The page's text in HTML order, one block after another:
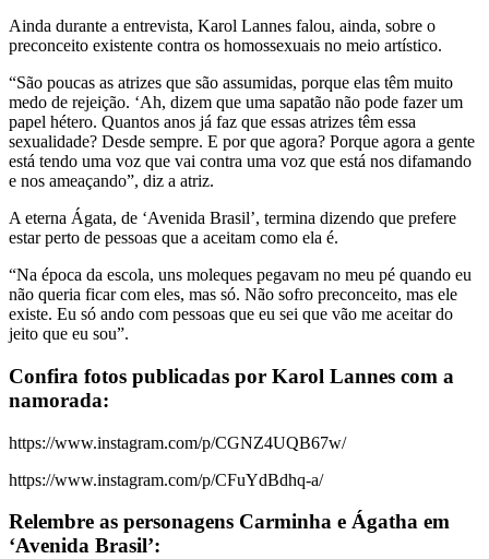
Ainda durante a entrevista, Karol Lannes falou, ainda, sobre o
preconceito existente contra os homossexuais no meio artístico.
“São poucas as atrizes que são assumidas, porque elas têm muito
medo de rejeição. ‘Ah, dizem que uma sapatão não pode fazer um
papel hétero. Quantos anos já faz que essas atrizes têm essa
sexualidade? Desde sempre. E por que agora? Porque agora a gente
está tendo uma voz que vai contra uma voz que está nos difamando
e nos ameaçando”, diz a atriz.
A eterna Ágata, de ‘Avenida Brasil’, termina dizendo que prefere
estar perto de pessoas que a aceitam como ela é.
“Na época da escola, uns moleques pegavam no meu pé quando eu
não queria ficar com eles, mas só. Não sofro preconceito, mas ele
existe. Eu só ando com pessoas que eu sei que vão me aceitar do
jeito que eu sou”.
Confira fotos publicadas por Karol Lannes com a
namorada:
https://www.instagram.com/p/CGNZ4UQB67w/
https://www.instagram.com/p/CFuYdBdhq-a/
Relembre as personagens Carminha e Ágatha em
‘Avenida Brasil’: